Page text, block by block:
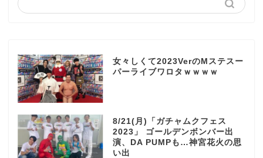
女々しくて2023VerのMステスー
パーライブワロタｗｗｗｗ
8/21(月)「ガチャムクフェス
2023」 ゴールデンボンバー出
演、DA PUMPも…神宮花火の思
い出